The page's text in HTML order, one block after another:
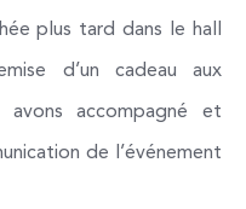
plus tard dans le hall
d’un cadeau aux
avons accompagné et
de l’événement